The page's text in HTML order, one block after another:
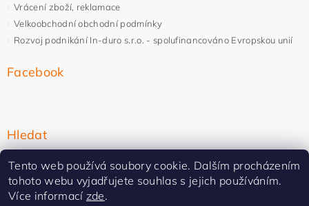
Vrácení zboží, reklamace
Velkoobchodní obchodní podmínky
Rozvoj podnikání In-duro s.r.o. - spolufinancováno Evropskou unií
Facebook
Hledat
Tento web používá soubory cookie. Dalším procházením
tohoto webu vyjadřujete souhlas s jejich používáním.
Více informací zde.